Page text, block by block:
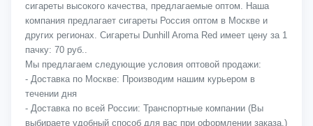
сигареты высокого качества, предлагаемые оптом. Наша
компания предлагает сигареты Россия оптом в Москве и
других регионах. Сигареты Dunhill Aroma Red имеет цену за 1
пачку: 70 руб..
Мы предлагаем следующие условия оптовой продажи:
- Доставка по Москве: Производим нашим курьером в
течении дня
- Доставка по всей России: Транспортные компании (Вы
выбираете удобный способ для вас при оформлении заказа.)